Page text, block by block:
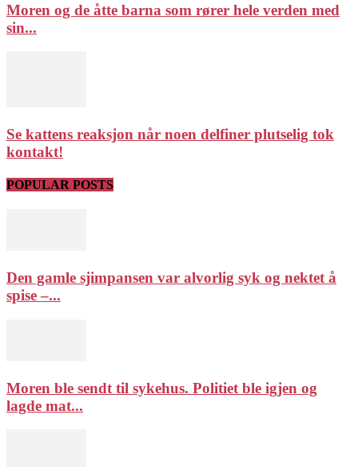
Moren og de åtte barna som rører hele verden med
sin...
Se kattens reaksjon når noen delfiner plutselig tok
kontakt!
POPULAR POSTS
Den gamle sjimpansen var alvorlig syk og nektet å
spise –...
Moren ble sendt til sykehus. Politiet ble igjen og
lagde mat...